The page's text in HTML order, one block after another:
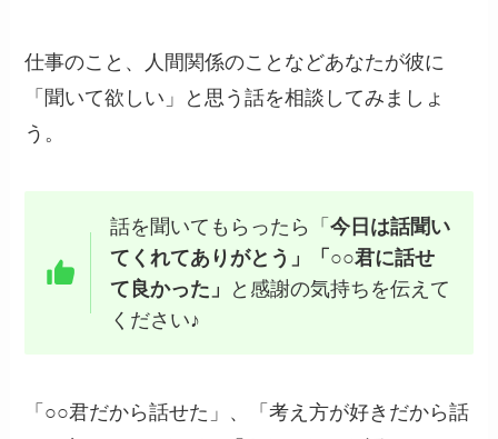
仕事のこと、人間関係のことなどあなたが彼に
「聞いて欲しい」と思う話を相談してみましょ
う。
話を聞いてもらったら「 今日は話聞い
てくれてありがとう」「○○君に話せ
て良かった」
と感謝の気持ちを伝えて
ください♪
「○○君だから話せた」、「考え方が好きだから話